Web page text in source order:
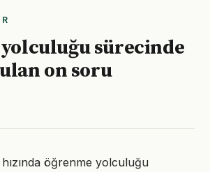
sürecinde
on soru
öğrenme yolculuğu